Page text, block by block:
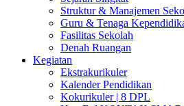
Struktur & Manajemen
Guru & Tenaga
Fasilitas Sekolah
Denah Ruangan
Kegiatan
Ekstrakurikuler
Kalender Pendidikan
Kokurikuler | 8 DPL